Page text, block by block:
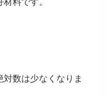
料です。
数は少なくなりま